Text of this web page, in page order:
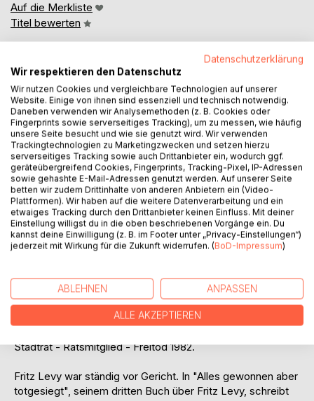
Auf die Merkliste
Titel bewerten
BESCHREIBUNG
Der Viehhändler Fritz Levy - bekannt als der letzte Jude
von Jever - geboren 1901 - Flucht vor den Nazis 1939 nach
Shanghai und San Francisco - Rückkehr nach Jever 1950 -
jahrelange Entschädigungsprozesse - seine Viehhandlung
kann Fritz Levy nie wiederaufbauen - schwere
Depressionen in den 1960er Jahren - Fritz Levy steht
kein Blatt vor dem Mund - Fritz Levy streitet mit Jevers
Bürgern und der örtlichen Tageszeitung - Überfälle -
Morddrohungen - Entmündigungsversuche - Fritz Levy
Stadtrat - Ratsmitglied - Freitod 1982.
Fritz Levy war ständig vor Gericht. In "Alles gewonnen aber
totgesiegt", seinem dritten Buch über Fritz Levy, schreibt
Datenschutzerklärung
Wir respektieren den Datenschutz
Wir nutzen Cookies und vergleichbare Technologien auf unserer
Website. Einige von ihnen sind essenziell und technisch notwendig.
Daneben verwenden wir Analysemethoden (z. B. Cookies oder
Fingerprints sowie serverseitiges Tracking), um zu messen, wie häufig
unsere Seite besucht und wie sie genutzt wird. Wir verwenden
Trackingtechnologien zu Marketingzwecken und setzen hierzu
serverseitiges Tracking sowie auch Drittanbieter ein, wodurch ggf.
geräteübergreifend Cookies, Fingerprints, Tracking-Pixel, IP-Adressen
sowie gehashte E-Mail-Adressen genutzt werden. Auf unserer Seite
betten wir zudem Drittinhalte von anderen Anbietern ein (Video-
Plattformen). Wir haben auf die weitere Datenverarbeitung und ein
etwaiges Tracking durch den Drittanbieter keinen Einfluss. Mit deiner
Einstellung willigst du in die oben beschriebenen Vorgänge ein. Du
kannst deine Einwilligung (z. B. im Footer unter „Privacy-Einstellungen“)
jederzeit mit Wirkung für die Zukunft widerrufen. (BoD-Impressum)
ABLEHNEN ANPASSEN
ALLE AKZEPTIEREN